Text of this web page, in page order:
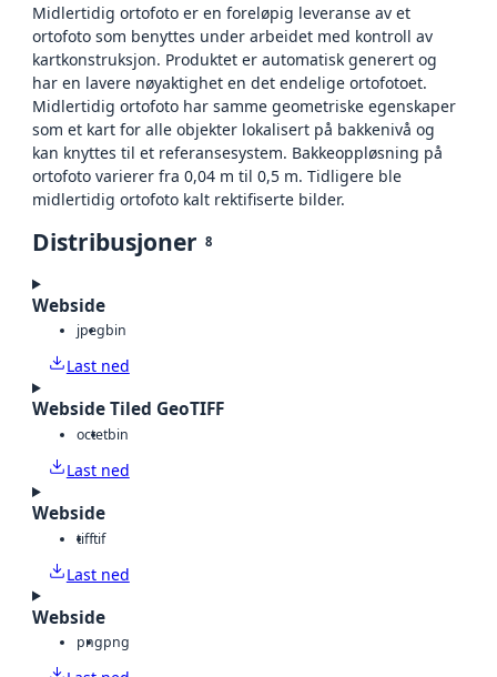
Midlertidig ortofoto er en foreløpig leveranse av et
ortofoto som benyttes under arbeidet med kontroll av
kartkonstruksjon. Produktet er automatisk generert og
har en lavere nøyaktighet en det endelige ortofotoet.
Midlertidig ortofoto har samme geometriske egenskaper
som et kart for alle objekter lokalisert på bakkenivå og
kan knyttes til et referansesystem. Bakkeoppløsning på
ortofoto varierer fra 0,04 m til 0,5 m. Tidligere ble
midlertidig ortofoto kalt rektifiserte bilder.
Distribusjoner 8
Webside
jpegbin
Last ned
Webside Tiled GeoTIFF
octetbin
Last ned
Webside
tifftif
Last ned
Webside
pngpng